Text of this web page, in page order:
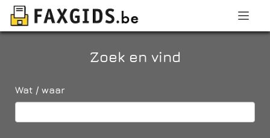
Zoek en vind
Wat / waar